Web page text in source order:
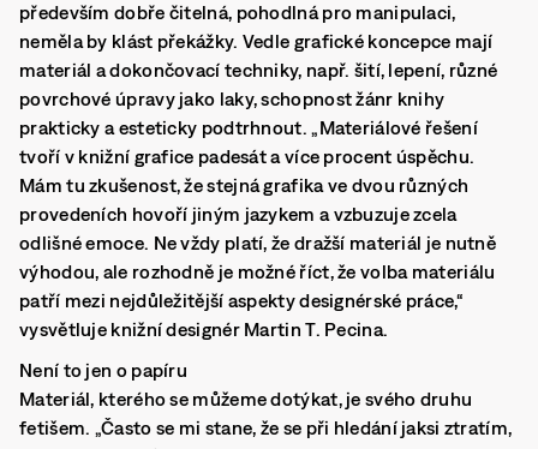
především dobře čitelná, pohodlná pro manipulaci,
neměla by klást překážky. Vedle grafické koncepce mají
materiál a dokončovací techniky, např. šití, lepení, různé
povrchové úpravy jako laky, schopnost žánr knihy
prakticky a esteticky podtrhnout. „Materiálové řešení
tvoří v knižní grafice padesát a více procent úspěchu.
Mám tu zkušenost, že stejná grafika ve dvou různých
provedeních hovoří jiným jazykem a vzbuzuje zcela
odlišné emoce. Ne vždy platí, že dražší materiál je nutně
výhodou, ale rozhodně je možné říct, že volba materiálu
patří mezi nejdůležitější aspekty designérské práce,“
vysvětluje knižní designér Martin T. Pecina.
Není to jen o papíru
Materiál, kterého se můžeme dotýkat, je svého druhu
fetišem. „Často se mi stane, že se při hledání jaksi ztratím,